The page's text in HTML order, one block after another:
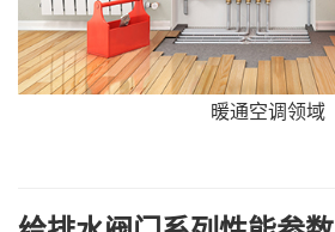
暖通空调领域